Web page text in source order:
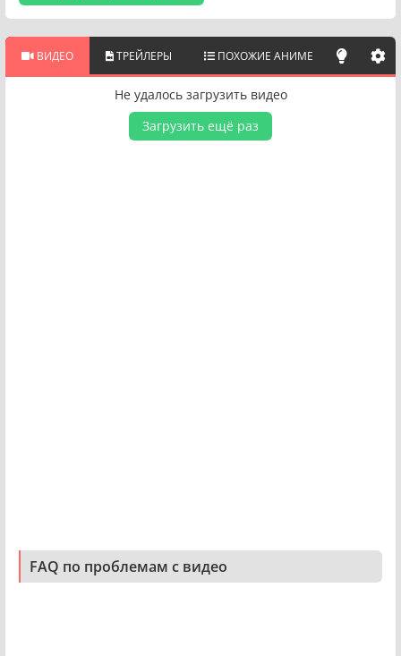
ВИДЕО ТРЕЙЛЕРЫ ПОХОЖИЕ АНИМЕ
Не удалось загрузить видео
Загрузить ещё раз
FAQ по проблемам с видео